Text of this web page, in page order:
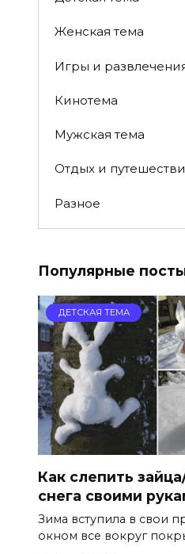
Женская тема
Игры и
Кинотема
Мужская тема
Отдых и
Разное
Популярные
ДЕТСКАЯ ТЕМА
Как слепить
снега своими
Зима вступила в свои
окном все вокруг